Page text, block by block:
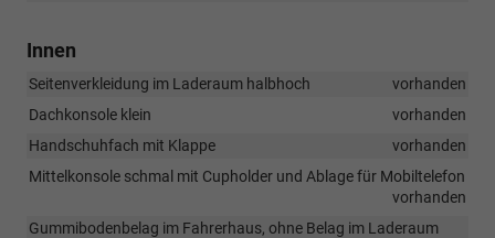
Innen
Seitenverkleidung im Laderaum halbhoch
vorhanden
Dachkonsole klein
vorhanden
Handschuhfach mit Klappe
vorhanden
Mittelkonsole schmal mit Cupholder und Ablage für Mobiltelefon
vorhanden
Gummibodenbelag im Fahrerhaus, ohne Belag im Laderaum